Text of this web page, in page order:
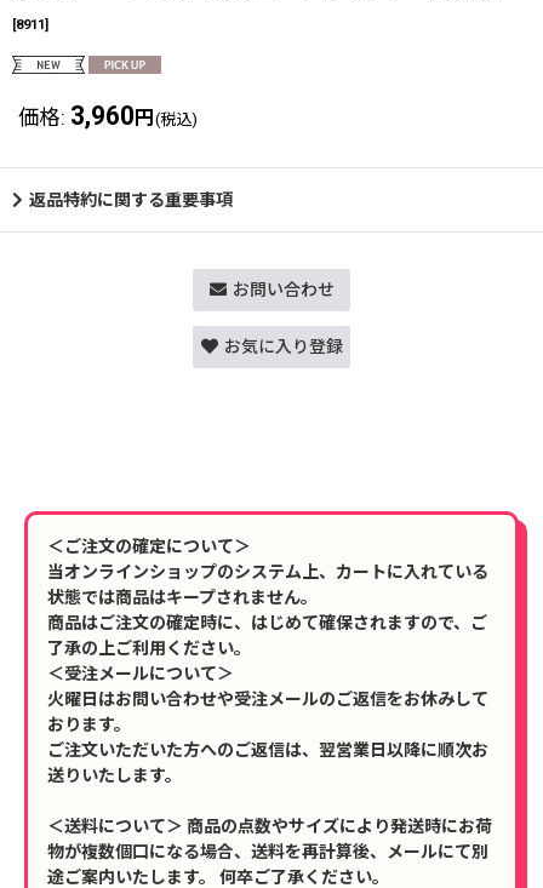
[8911]
価格: 3,960 円 (税込)
返品特約に関する重要事項
お問い合わせ
お気に入り登録
＜ご注文の確定について＞
当オンラインショップのシステム上、カートに入れている
状態では商品はキープされません。
商品はご注文の確定時に、はじめて確保されますので、ご
了承の上ご利用ください。
＜受注メールについて＞
火曜日はお問い合わせや受注メールのご返信をお休みして
おります。
ご注文いただいた方へのご返信は、翌営業日以降に順次お
送りいたします。
＜送料について＞ 商品の点数やサイズにより発送時にお荷
物が複数個口になる場合、送料を再計算後、メールにて別
途ご案内いたします。 何卒ご了承ください。